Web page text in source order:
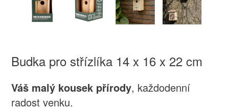
Budka pro střízlíka 14 x 16 x 22 cm
Váš malý kousek přírody, každodenní
radost venku.